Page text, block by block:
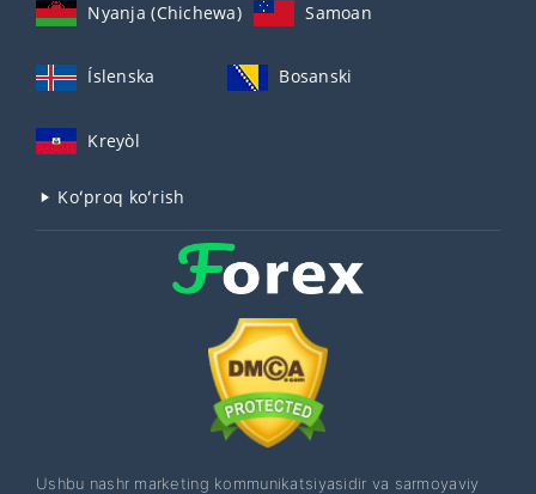
Nyanja (Chichewa) Samoan
Íslenska Bosanski
Kreyòl
Koʻproq koʻrish
Ushbu nashr marketing kommunikatsiyasidir va sarmoyaviy